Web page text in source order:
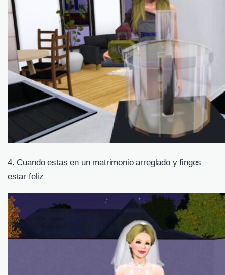
4. Cuando estas en un matrimonio arreglado y finges
estar feliz